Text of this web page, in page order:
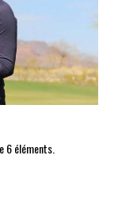
6 éléments.